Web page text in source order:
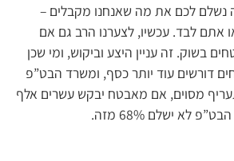
נשלם לכם את מה שאנחנו מקבלים –
32% תביאו אתם לבד. עכשיו, לצערנו הרב גם אם
בשוק. זה עניין היצע וביקוש, ומי שכן
דורשים עוד יותר כסף, ומשרד הבט”פ
68% עם תעריף מסוים, אם מאבטח יבקש עשרים אלף
לא ישלם 68% מזה.